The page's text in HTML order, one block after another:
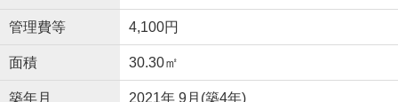
管理費等 4,100円
面積 30.30㎡
築年月 2021年 9月(築4年)